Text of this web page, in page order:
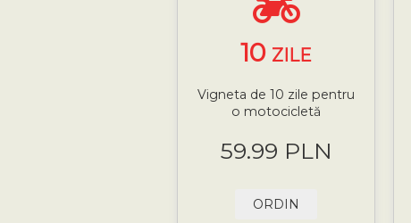
10 ZILE
Vigneta de 10 zile pentru
o motocicletă
59.99 PLN
ORDIN